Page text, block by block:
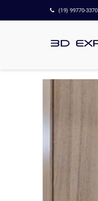
(19) 99770-3370